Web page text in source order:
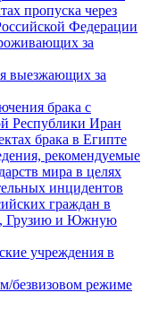
пропуска через
Федерации
за
выезжающих за
брака с
Республики Иран
брака в Египте
рекомендуемые
мира в целях
инцидентов
граждан в
Грузию и Южную
учреждения в
безвизовом режиме